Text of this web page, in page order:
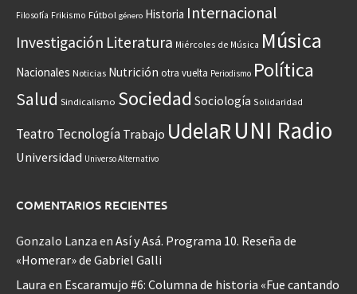
Filosofía Frikismo Fútbol género Historia Internacional
Investigación Literatura Miércoles de Música Música
Nacionales Noticias Nutrición otra vuelta Periodismo Política
Salud Sindicalismo Sociedad Sociología Solidaridad
Teatro Tecnología Trabajo UdelaRUNI Radio
Universidad Universo Alternativo
COMENTARIOS RECIENTES
Gonzalo Lanza en Así y Asá. Programa 10. Reseña de
«Homerar» de Gabriel Galli
Laura en Escaramujo #6: Columna de historia «Fue cantando